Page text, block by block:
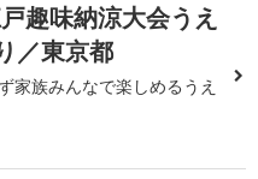
趣味納涼大会うえ
／東京都
家族みんなで楽しめるうえ